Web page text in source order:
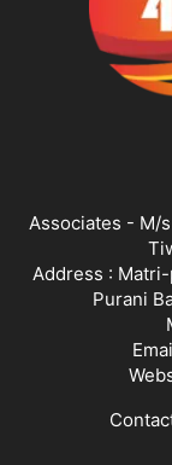
Associates - M/
Address :
Purani